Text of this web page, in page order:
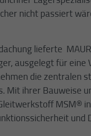
nicht passiert
lieferte
ausgelegt für
die zentralen
Mit ihrer Bauweise
MSM®